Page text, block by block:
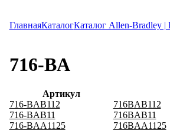
ГлавнаяКаталогКаталог Allen-Bradley |
716-BA
Артикул
716-BAB112
716BAB112
716-BAB11
716BAB11
716-BAA1125
716BAA1125